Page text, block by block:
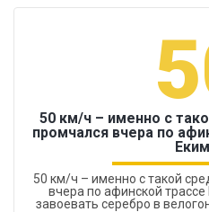
50 км/ч – именно с
промчался вчера по
50 км/ч – именно с такой
вчера по афинской
завоевать серебро в